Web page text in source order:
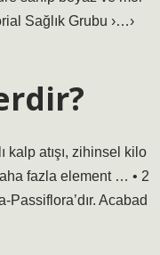
Sağlık Grubu ›…›
kalp atışı, zihinsel kilo
fazla element … • 2
Acabad